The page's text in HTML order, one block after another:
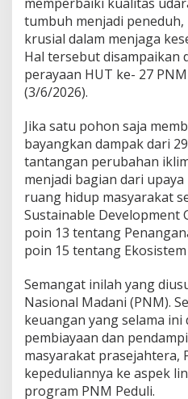
r
l
u
a
s
M
n
a
P
e
m
b
r
d
a
a
a
n
d
i
M
a
s
tumbuh menjadi
krusial dalam menjaga
Hal tersebut disampaikan
perayaan HUT ke- 27
(3/6/2026).
​Jika satu pohon saja
bayangkan dampak dari
tantangan perubahan
menjadi bagian dari
ruang hidup masyarakat
Sustainable Development
poin 13 tentang
poin 15 tentang
​Semangat inilah yang
Nasional Madani (PNM).
keuangan yang selama
pembiayaan dan
masyarakat prasejahtera,
kepeduliannya ke aspek
program PNM Peduli.